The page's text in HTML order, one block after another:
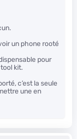
un phone rooté
pour
kit.
c’est la seule
une en